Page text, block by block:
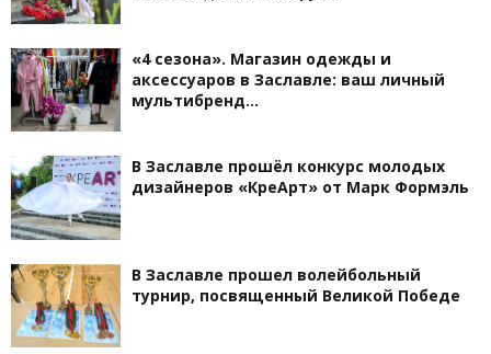
«4 сезона». Магазин одежды и
аксессуаров в Заславле: ваш личный
мультибренд…
В Заславле прошёл конкурс молодых
дизайнеров «КреАрт» от Марк Формэль
В Заславле прошел волейбольный
турнир, посвященный Великой Победе